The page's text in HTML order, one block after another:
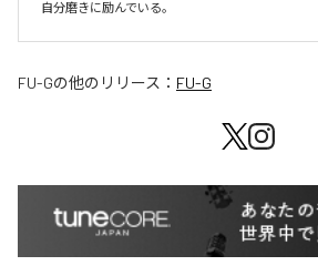
自分磨きに励んでいる。
FU-Gの他のリリース： FU-G